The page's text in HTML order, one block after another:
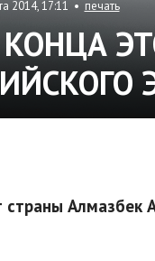
2014, 17:11 • печать
страны